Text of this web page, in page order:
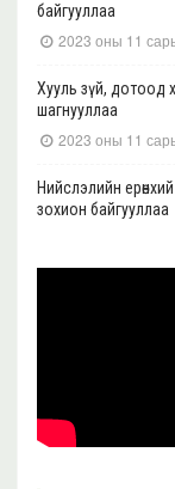
байгууллаа
2023 оны 11
Хууль зүй, дотоод
шагнууллаа
2023 оны 11
Нийслэлийн
зохион байгууллаа
байгууллаа